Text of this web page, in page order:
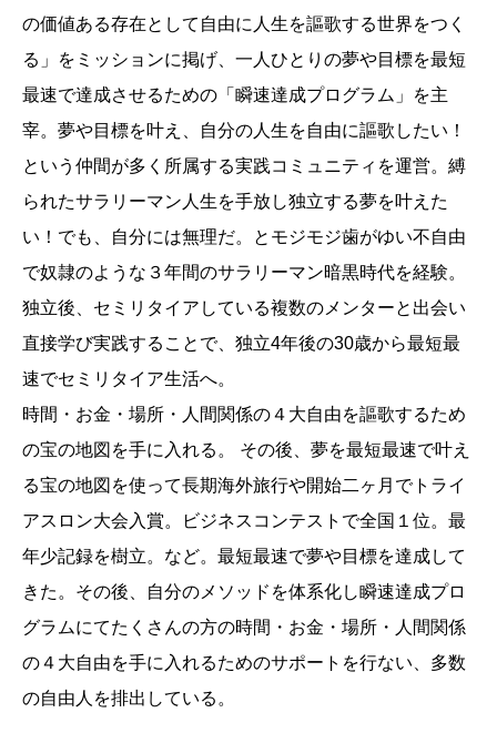
の価値ある存在として自由に人生を謳歌する世界をつく
る」をミッションに掲げ、一人ひとりの夢や目標を最短
最速で達成させるための「瞬速達成プログラム」を主
宰。夢や目標を叶え、自分の人生を自由に謳歌したい！
という仲間が多く所属する実践コミュニティを運営。縛
られたサラリーマン人生を手放し独立する夢を叶えた
い！でも、自分には無理だ。とモジモジ歯がゆい不自由
で奴隷のような３年間のサラリーマン暗黒時代を経験。
独立後、セミリタイアしている複数のメンターと出会い
直接学び実践することで、独立4年後の30歳から最短最
速でセミリタイア生活へ。
時間・お金・場所・人間関係の４大自由を謳歌するため
の宝の地図を手に入れる。 その後、夢を最短最速で叶え
る宝の地図を使って長期海外旅行や開始二ヶ月でトライ
アスロン大会入賞。ビジネスコンテストで全国１位。最
年少記録を樹立。など。最短最速で夢や目標を達成して
きた。その後、自分のメソッドを体系化し瞬速達成プロ
グラムにてたくさんの方の時間・お金・場所・人間関係
の４大自由を手に入れるためのサポートを行ない、多数
の自由人を排出している。